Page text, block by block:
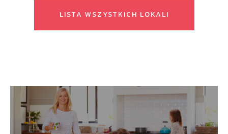
LISTA WSZYSTKICH LOKALI